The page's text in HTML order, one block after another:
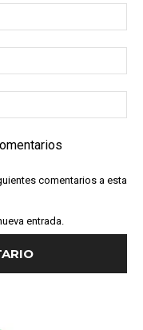
comentarios a esta
entrada.